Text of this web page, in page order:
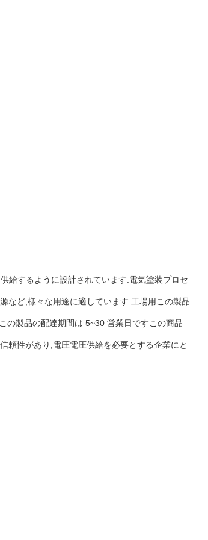
給するように設計されています.電気塗装プロセ
など,様々な用途に適しています.工場用この製品
の製品の配達期間は 5~30 営業日ですこの商品
頼性があり,電圧電圧供給を必要とする企業にと